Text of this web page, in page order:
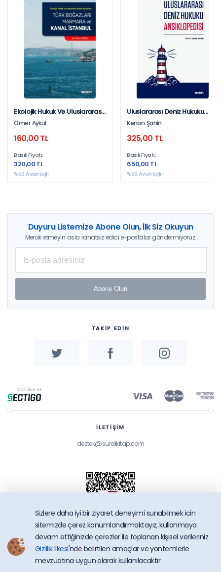
Ekolojik Hukuk Ve Uluslararası
Hukuk Açısından Türk
Boğazları, Marmara Ve Kanal
İstanbul
Ömer Aykul
160,00 TL
Basılı Fiyatı:
320,00 TL
%50 Avantajlı
Uluslararası Deniz Hukuku
Ansiklopedisi
Kenan Şahin
325,00 TL
Basılı Fiyatı:
650,00 TL
%50 Avantajlı
Duyuru Listemize Abone Olun, İlk Siz Okuyun
Merak etmeyin asla rahatsız edici e-postalar göndermiyoruz.
Abone Olun
TAKİP EDİN
İLETİŞİM
destek@surelikitap.com
SüreliKitap.com
Copyright © 2026 - Bütün Hakları Saklıdır.
Sizlere daha iyi bir ziyaret deneyimi sunabilmek icin
sitemizde çerez konumlandırmaktayız, kullanmaya
devam ettiğinizde çerezler ile toplanan kişisel verileriniz
Gizlilik İlkesi'nde belirtilen amaçlar ve yöntemlerle
mevzuatına uygun olarak kullanılacaktır.